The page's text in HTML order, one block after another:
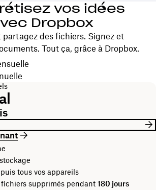
vos idées
Dropbox
partagez des fichiers. Signez et
Tout ça, grâce à Dropbox.
de facturation
tous vos appareils
supprimés pendant 180 jours